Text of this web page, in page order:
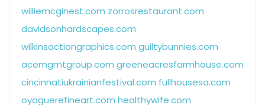
williemcginest.com zorrosrestaurant.com
davidsonhardscapes.com
wilkinsactiongraphics.com guiltybunnies.com
acemgmtgroup.com greeneacresfarmhouse.com
cincinnatiukrainianfestival.com fullhousesa.com
oyaguerefineart.com healthywife.com